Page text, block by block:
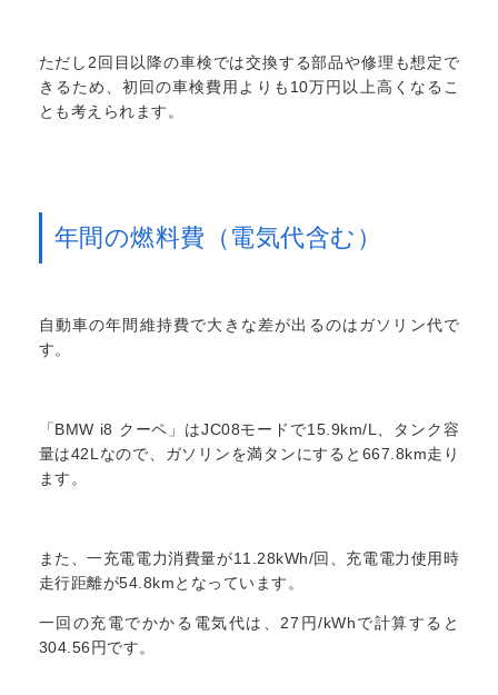
ただし2回目以降の車検では交換する部品や修理も想定で
きるため、初回の車検費用よりも10万円以上高くなるこ
とも考えられます。
年間の燃料費（電気代含む）
自動車の年間維持費で大きな差が出るのはガソリン代で
す。
「BMW i8 クーペ」はJC08モードで15.9km/L、タンク容
量は42Lなので、ガソリンを満タンにすると667.8km走り
ます。
また、一充電電力消費量が11.28kWh/回、充電電力使用時
走行距離が54.8kmとなっています。
一回の充電でかかる電気代は、27円/kWhで計算すると
304.56円です。